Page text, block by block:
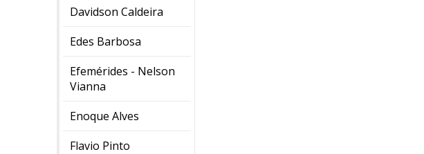
Davidson Caldeira
Edes Barbosa
Efemérides - Nelson
Vianna
Enoque Alves
Flavio Pinto